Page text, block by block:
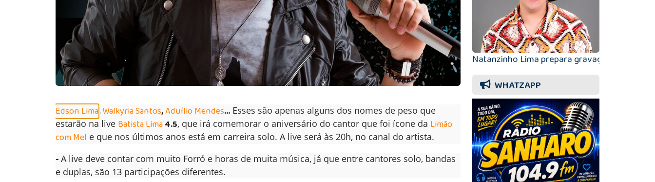
Edson Lima,Walkyria Santos,Aduílio Mendes... Esses são apenas alguns dos nomes de peso que
estarão na live Batista Lima4.5, que irá comemorar o aniversário do cantor que foi ícone da Limão
com Mel e que nos últimos anos está em carreira solo. A live será às 20h, no canal do artista.
- A live deve contar com muito Forró e horas de muita música, já que entre cantores solo, bandas
e duplas, são 13 participações diferentes.
Natanzinho Lima prepara gravação histórica
WHATZAPP